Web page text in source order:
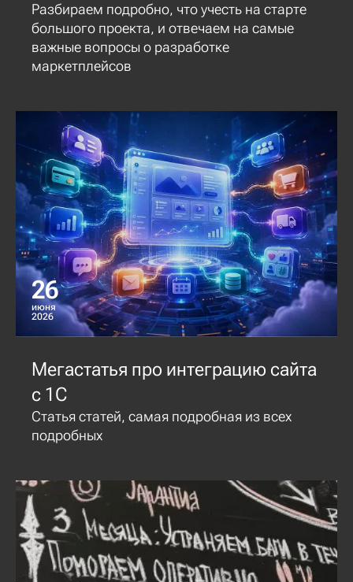
Разбираем подробно, что учесть на старте
большого проекта, и отвечаем на самые
важные вопросы о разработке
маркетплейсов
26
июня
2026
Мегастатья про интеграцию сайта
с 1С
Статья статей, самая подробная из всех
подробных